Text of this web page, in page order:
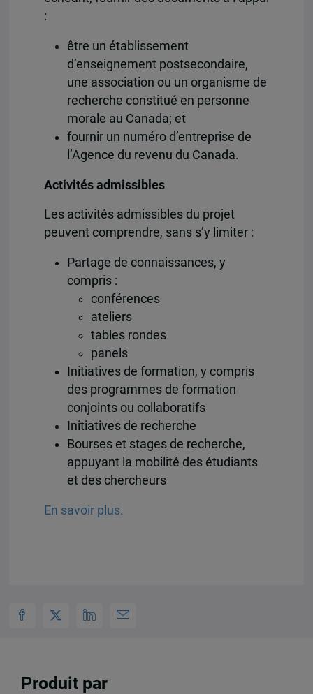
:
être un établissement
d’enseignement postsecondaire,
une association ou un organisme de
recherche constitué en personne
morale au Canada; et
fournir un numéro d’entreprise de
l’Agence du revenu du Canada.
Activités admissibles
Les activités admissibles du projet
peuvent comprendre, sans s’y limiter :
Partage de connaissances, y
compris :
conférences
ateliers
tables rondes
panels
Initiatives de formation, y compris
des programmes de formation
conjoints ou collaboratifs
Initiatives de recherche
Bourses et stages de recherche,
appuyant la mobilité des étudiants
et des chercheurs
En savoir plus.
Produit par